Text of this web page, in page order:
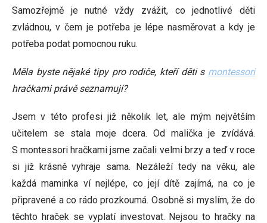
Samozřejmě je nutné vždy zvážit, co jednotlivé děti
zvládnou, v čem je potřeba je lépe nasměrovat a kdy je
potřeba podat pomocnou ruku.
Měla byste nějaké tipy pro rodiče, kteří děti s montessori
hračkami právě seznamují?
Jsem v této profesi již několik let, ale mým největším
učitelem se stala moje dcera. Od malička je zvídává.
S montessori hračkami jsme začali velmi brzy a teď v roce
si již krásně vyhraje sama. Nezáleží tedy na věku, ale
každá maminka ví nejlépe, co její dítě zajímá, na co je
připravené a co rádo prozkoumá. Osobně si myslím, že do
těchto hraček se vyplatí investovat. Nejsou to hračky na